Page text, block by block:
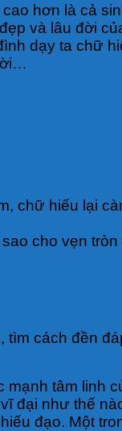
hơn là cả
và lâu đời
dạy ta chữ
chữ hiếu lại
cho vẹn
cách đền
tâm linh
đại như thế
đạo. Một